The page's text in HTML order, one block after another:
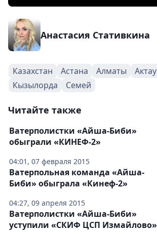
Анастасия Стативкина
Казахстан Астана Алматы Актау
Кызылорда
Семей
Читайте также
04:01, 07 февраля 2015
Ватерполистки «Айша-Биби»
обыграли «КИНЕФ-2»
04:27, 09 апреля 2015
Ватерпольная команда «Айша-
Биби» обыграла «Кинеф-2»
Ватерполистки «Айша-Биби»
уступили «СКИФ ЦСП Измайлово»